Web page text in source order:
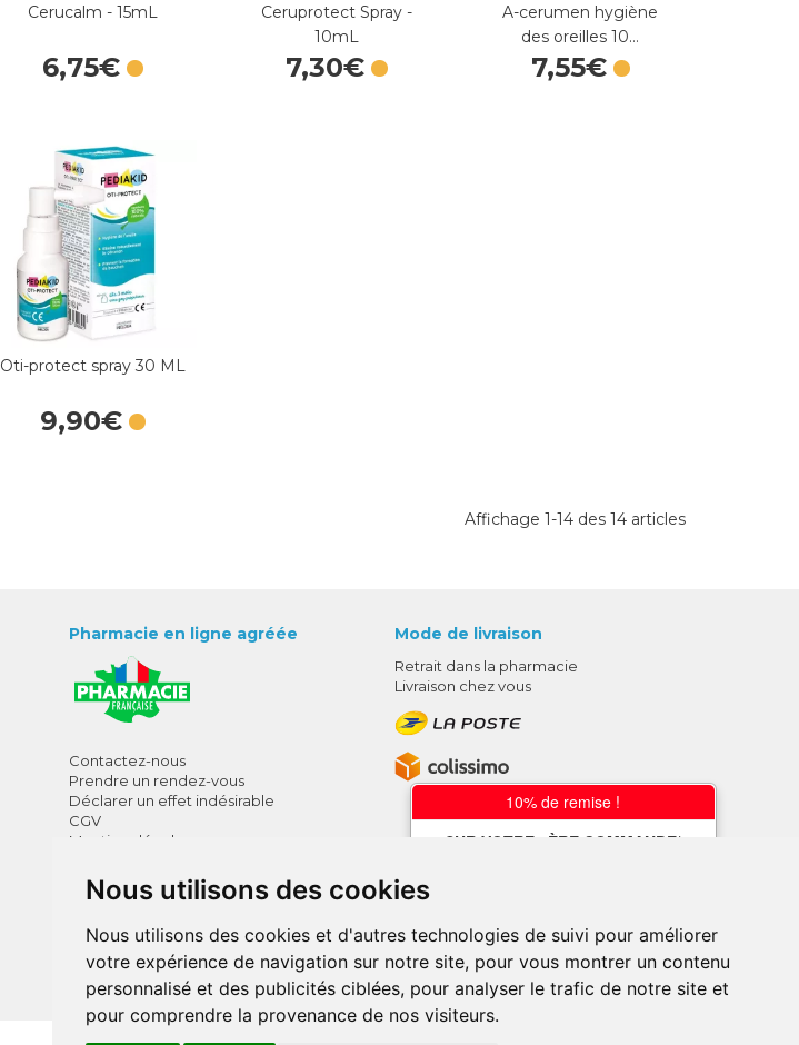
Nous utilisons des cookies
Nous utilisons des cookies et d'autres technologies de suivi pour améliorer
votre expérience de navigation sur notre site, pour vous montrer un contenu
personnalisé et des publicités ciblées, pour analyser le trafic de notre site et
pour comprendre la provenance de nos visiteurs.
Cerucalm - 15mL
6,75€
Ceruprotect Spray -
10mL
7,30€
A-cerumen hygiène
des oreilles 10…
7,55€
Oti-protect spray 30 ML
9,90€
Affichage 1-14 des 14 articles
Pharmacie en ligne agréée
Contactez-nous
Prendre un rendez-vous
Déclarer un effet indésirable
CGV
Mentions légales
Cookies
Mes préférences Cookies
Annuaire des pharmacies
Mode de livraison
Retrait dans la pharmacie
Livraison chez vous
10% de remise !
SUR VOTRE 1ÈRE COMMANDE*
* sans minimum d'achat , hors
médicaments et produits en offre,
utilisez le code au moment de la
validation du panier afin que la remise
soit prise en compte.